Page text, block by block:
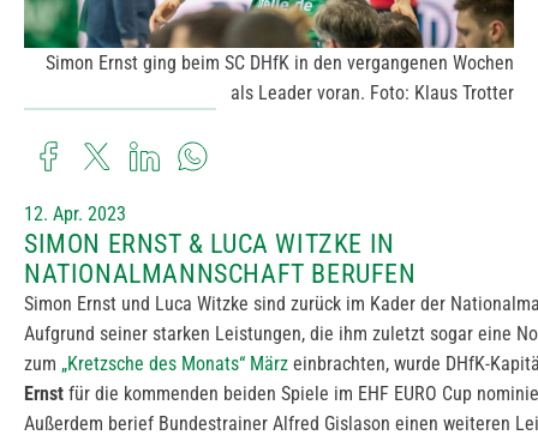
Simon Ernst ging beim SC DHfK in den vergangenen Wochen
als Leader voran. Foto: Klaus Trotter
12. Apr. 2023
SIMON ERNST & LUCA WITZKE IN
NATIONALMANNSCHAFT BERUFEN
Simon Ernst und Luca Witzke sind zurück im Kader der
Aufgrund seiner starken Leistungen, die ihm zuletzt sogar eine
zum „Kretzsche des Monats“ März einbrachten, wurde DHfK-
Ernst für die kommenden beiden Spiele im EHF EURO Cup
Außerdem berief Bundestrainer Alfred Gislason einen weiteren